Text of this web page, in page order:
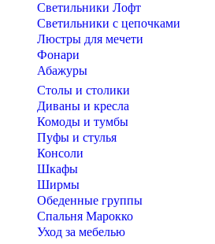
Светильники Лофт
Светильники с цепочками
Люстры для мечети
Фонари
Абажуры
Столы и столики
Диваны и кресла
Комоды и тумбы
Пуфы и стулья
Консоли
Шкафы
Ширмы
Обеденные группы
Спальня Марокко
Уход за мебелью